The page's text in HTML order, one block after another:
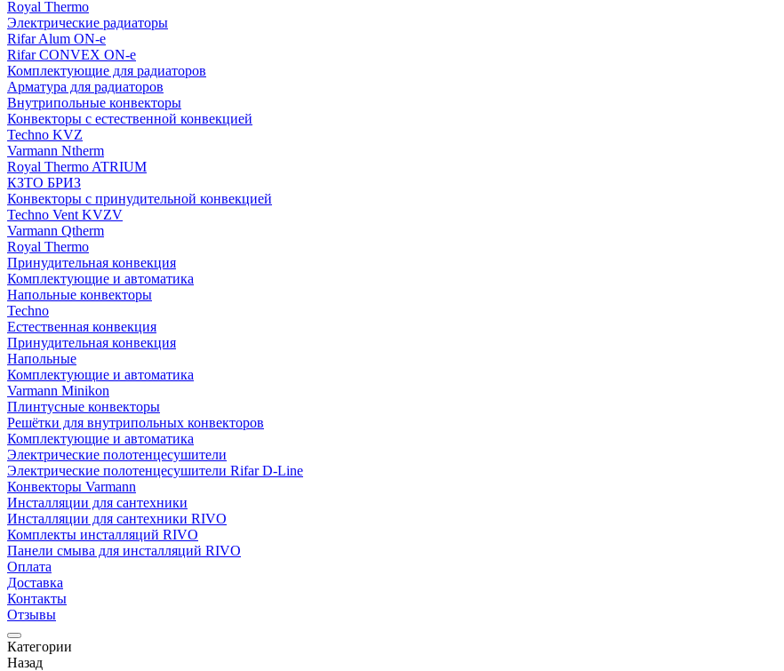
Royal Thermo
Электрические радиаторы
Rifar Alum ON-e
Rifar CONVEX ON-e
Комплектующие для радиаторов
Арматура для радиаторов
Внутрипольные конвекторы
Конвекторы с естественной конвекцией
Techno KVZ
Varmann Ntherm
Royal Thermo ATRIUM
КЗТО БРИЗ
Конвекторы с принудительной конвекцией
Techno Vent KVZV
Varmann Qtherm
Royal Thermo
Принудительная конвекция
Комплектующие и автоматика
Напольные конвекторы
Techno
Естественная конвекция
Принудительная конвекция
Напольные
Комплектующие и автоматика
Varmann Minikon
Плинтусные конвекторы
Решётки для внутрипольных конвекторов
Комплектующие и автоматика
Электрические полотенцесушители
Электрические полотенцесушители Rifar D-Line
Конвекторы Varmann
Инсталляции для сантехники
Инсталляции для сантехники RIVO
Комплекты инсталляций RIVO
Панели смыва для инсталляций RIVO
Оплата
Доставка
Контакты
Отзывы
Категории
Назад